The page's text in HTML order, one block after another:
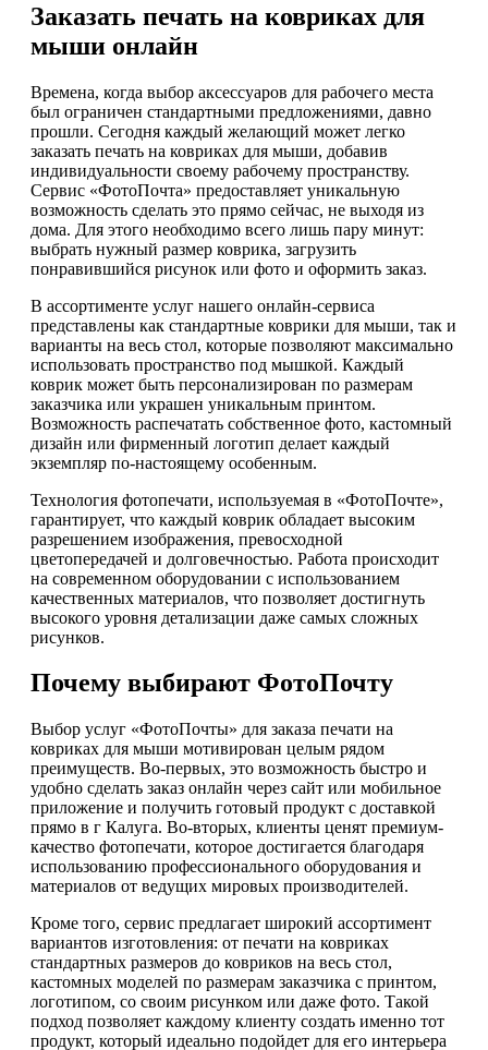
Заказать печать на ковриках для
мыши онлайн
Времена, когда выбор аксессуаров для рабочего места
был ограничен стандартными предложениями, давно
прошли. Сегодня каждый желающий может легко
заказать печать на ковриках для мыши, добавив
индивидуальности своему рабочему пространству.
Сервис «ФотоПочта» предоставляет уникальную
возможность сделать это прямо сейчас, не выходя из
дома. Для этого необходимо всего лишь пару минут:
выбрать нужный размер коврика, загрузить
понравившийся рисунок или фото и оформить заказ.
В ассортименте услуг нашего онлайн-сервиса
представлены как стандартные коврики для мыши, так и
варианты на весь стол, которые позволяют максимально
использовать пространство под мышкой. Каждый
коврик может быть персонализирован по размерам
заказчика или украшен уникальным принтом.
Возможность распечатать собственное фото, кастомный
дизайн или фирменный логотип делает каждый
экземпляр по-настоящему особенным.
Технология фотопечати, используемая в «ФотоПочте»,
гарантирует, что каждый коврик обладает высоким
разрешением изображения, превосходной
цветопередачей и долговечностью. Работа происходит
на современном оборудовании с использованием
качественных материалов, что позволяет достигнуть
высокого уровня детализации даже самых сложных
рисунков.
Почему выбирают ФотоПочту
Выбор услуг «ФотоПочты» для заказа печати на
ковриках для мыши мотивирован целым рядом
преимуществ. Во-первых, это возможность быстро и
удобно сделать заказ онлайн через сайт или мобильное
приложение и получить готовый продукт с доставкой
прямо в г Калуга. Во-вторых, клиенты ценят премиум-
качество фотопечати, которое достигается благодаря
использованию профессионального оборудования и
материалов от ведущих мировых производителей.
Кроме того, сервис предлагает широкий ассортимент
вариантов изготовления: от печати на ковриках
стандартных размеров до ковриков на весь стол,
кастомных моделей по размерам заказчика с принтом,
логотипом, со своим рисунком или даже фото. Такой
подход позволяет каждому клиенту создать именно тот
продукт, который идеально подойдет для его интерьера